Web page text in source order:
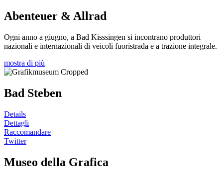
Abenteuer & Allrad
Ogni anno a giugno, a Bad Kisssingen si incontrano produttori
nazionali e internazionali di veicoli fuoristrada e a trazione integrale.
mostra di più
Bad Steben
Details
Dettagli
Raccomandare
Twitter
Museo della Grafica